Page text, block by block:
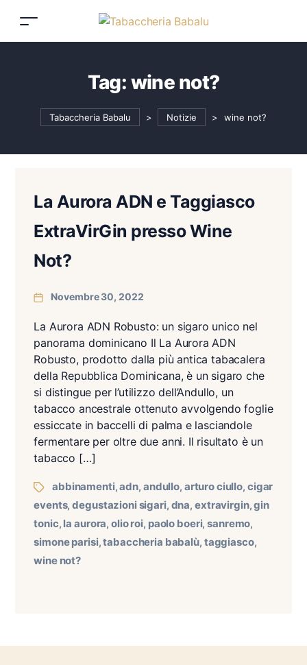
Tag: wine not?
Tabaccheria Babalu > Notizie > wine not?
La Aurora ADN e Taggiasco
ExtraVirGin presso Wine
Not?
Novembre 30, 2022
La Aurora ADN Robusto: un sigaro unico nel
panorama dominicano Il La Aurora ADN
Robusto, prodotto dalla più antica tabacalera
della Repubblica Dominicana, è un sigaro che
si distingue per l’utilizzo dell’Andullo, un
tabacco ancestrale ottenuto avvolgendo foglie
essiccate in baccelli di palma e lasciandole
fermentare per oltre due anni. Il risultato è un
tabacco […]
abbinamenti,adn, andullo, arturo ciullo, cigar
events,degustazioni sigari, dna,extravirgin,gin
tonic, la aurora,olio roi, paolo boeri,sanremo,
simone parisi,tabaccheria babalù, taggiasco,
wine not?